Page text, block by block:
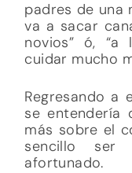
padres de una
va a sacar
novios” ó,
cuidar mucho
Regresando a
se entendería
más sobre el
sencillo ser
afortunado.